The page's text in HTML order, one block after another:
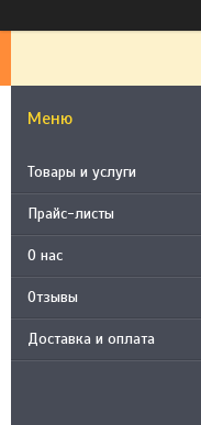
Товары и услуги
Прайс-листы
О нас
Отзывы
Доставка и оплата